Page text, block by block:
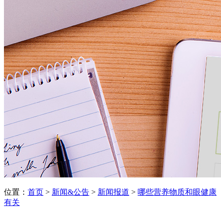
位置： 首页 > 新闻&公告 > 新闻报道 > 哪些营养物质和眼健康
有关